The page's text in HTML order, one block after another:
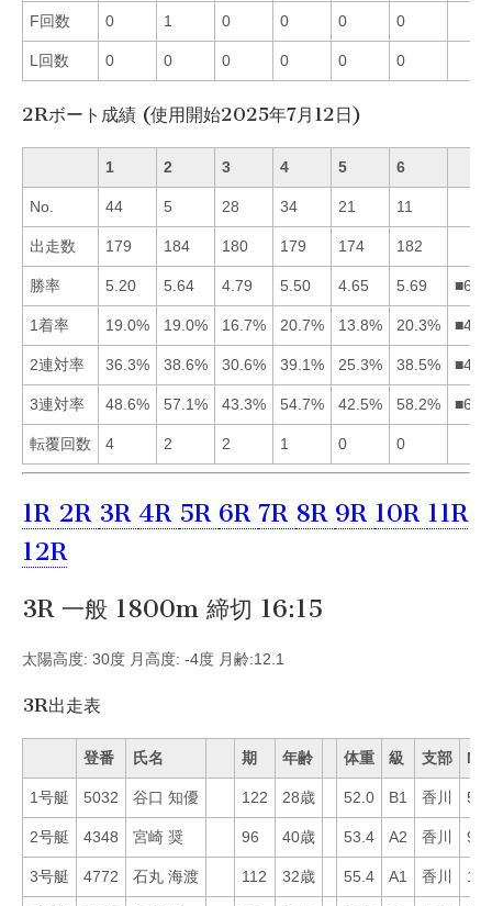
F回数 0 1 0 0 0 0
L回数 0 0 0 0 0 0
2Rボート成績 (使用開始2025年7月12日)
1 2 3 4 5 6
No. 44 5 28 34 21 11
出走数 179 184 180 179 174 182
勝率 5.20 5.64 4.79 5.50 4.65 5.69
1着率 19.0% 19.0% 16.7% 20.7% 13.8% 20.3%
2連対率 36.3% 38.6% 30.6% 39.1% 25.3% 38.5%
3連対率 48.6% 57.1% 43.3% 54.7% 42.5% 58.2%
転覆回数 4 2 2 1 0 0
1R 2R 3R 4R 5R 6R 7R 8R 9R 10R 11R
12R
3R 一般 1800m 締切 16:15
太陽高度: 30度 月高度: -4度 月齢:12.1
3R出走表
登番 氏名 期 年齢 体重 級 支部 Mo
1号艇 5032 谷口 知優 122 28歳 52.0 B1 香川 54
2号艇 4348 宮崎 奨 96 40歳 53.4 A2 香川 9
3号艇 4772 石丸 海渡 112 32歳 55.4 A1 香川 19